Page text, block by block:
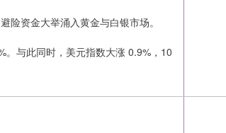
险资金大举涌入黄金与白银市场。
与此同时，美元指数大涨 0.9%，10